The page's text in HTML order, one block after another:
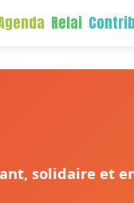
Relai
solidaire et